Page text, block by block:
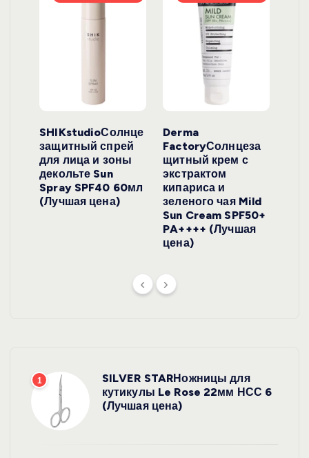
SHIKstudioСолнце
защитный спрей
для лица и зоны
декольте Sun
Spray SPF40 60мл
(Лучшая цена)
Derma
FactoryСолнцеза
щитный крем с
экстрактом
кипариса и
зеленого чая Mild
Sun Cream SPF50+
PA++++ (Лучшая
цена)
1
SILVER STARНожницы для
кутикулы Le Rose 22мм НСС 6
(Лучшая цена)